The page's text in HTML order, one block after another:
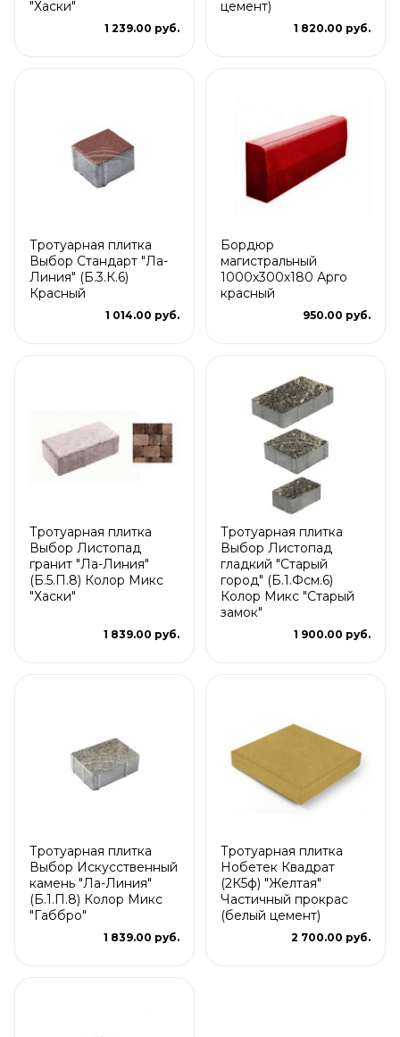
"Хаски"
1 239.00 руб.
цемент)
1 820.00 руб.
Тротуарная плитка
Выбор Стандарт "Ла-
Линия" (Б.3.К.6)
Красный
1 014.00 руб.
Бордюр
магистральный
1000х300х180 Арго
красный
950.00 руб.
Тротуарная плитка
Выбор Листопад
гранит "Ла-Линия"
(Б.5.П.8) Колор Микс
"Хаски"
1 839.00 руб.
Тротуарная плитка
Выбор Листопад
гладкий "Старый
город" (Б.1.Фсм.6)
Колор Микс "Старый
замок"
1 900.00 руб.
Тротуарная плитка
Выбор Искусственный
камень "Ла-Линия"
(Б.1.П.8) Колор Микс
"Габбро"
1 839.00 руб.
Тротуарная плитка
Нобетек Квадрат
(2К5ф) "Желтая"
Частичный прокрас
(белый цемент)
2 700.00 руб.